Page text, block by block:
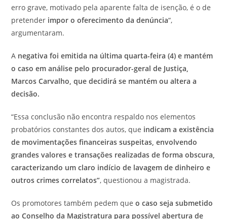
erro grave, motivado pela aparente falta de isenção, é o de
pretender impor o oferecimento da denúncia“,
argumentaram.
A negativa foi emitida na última quarta-feira (4) e mantém
o caso em análise pelo procurador-geral de Justiça,
Marcos Carvalho, que decidirá se mantém ou altera a
decisão.
“Essa conclusão não encontra respaldo nos elementos
probatórios constantes dos autos, que indicam a existência
de movimentações financeiras suspeitas, envolvendo
grandes valores e transações realizadas de forma obscura,
caracterizando um claro indício de lavagem de dinheiro e
outros crimes correlatos”, questionou a magistrada.
Os promotores também pedem queo caso seja submetido
ao Conselho da Magistratura para possível abertura de